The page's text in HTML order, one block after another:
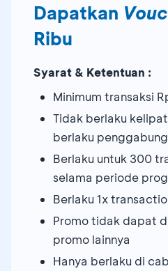
Dapatkan
Ribu
Syarat & Ketentuan :
Minimum transaksi
Tidak berlaku
berlaku
Berlaku untuk 300
selama periode
Berlaku 1x
Promo tidak dapat
promo lainnya
Hanya berlaku di